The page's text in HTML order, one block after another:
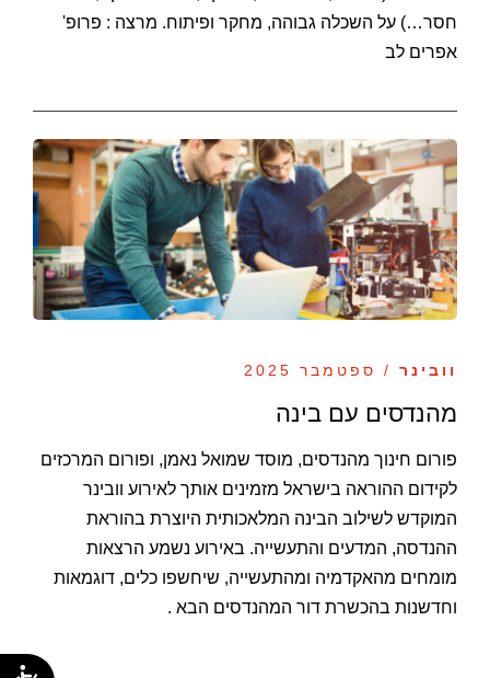
חסר…) על השכלה גבוהה, מחקר ופיתוח. מרצה : פרופ'
אפרים לב
וובינר / ספטמבר 2025
מהנדסים עם בינה
פורום חינוך מהנדסים, מוסד שמואל נאמן, ופורום המרכזים
לקידום ההוראה בישראל מזמינים אותך לאירוע וובינר
המוקדש לשילוב הבינה המלאכותית היוצרת בהוראת
ההנדסה, המדעים והתעשייה. באירוע נשמע הרצאות
מומחים מהאקדמיה ומהתעשייה, שיחשפו כלים, דוגמאות
וחדשנות בהכשרת דור המהנדסים הבא .